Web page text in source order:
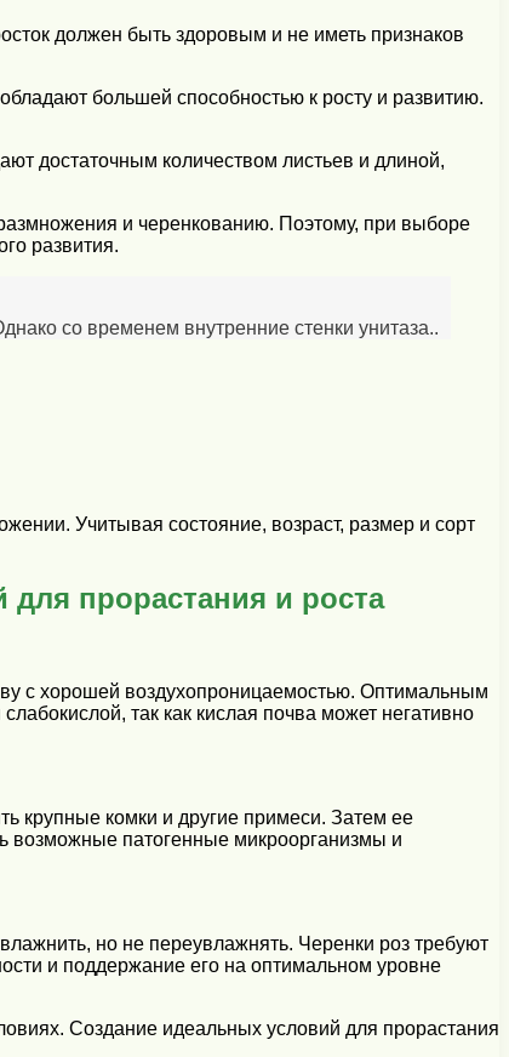
должен быть здоровым и не иметь признаков
большей способностью к росту и развитию.
достаточным количеством листьев и длиной,
и черенкованию. Поэтому, при выборе
развития.
со временем внутренние стенки унитаза..
Учитывая состояние, возраст, размер и сорт
прорастания и роста
с хорошей воздухопроницаемостью. Оптимальным
так как кислая почва может негативно
крупные комки и другие примеси. Затем ее
возможные патогенные микроорганизмы и
но не переувлажнять. Черенки роз требуют
и поддержание его на оптимальном уровне
Создание идеальных условий для прорастания